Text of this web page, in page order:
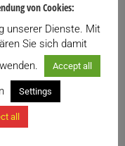
von Cookies:
unserer Dienste. Mit
Sie sich damit
Accept all
Settings
all